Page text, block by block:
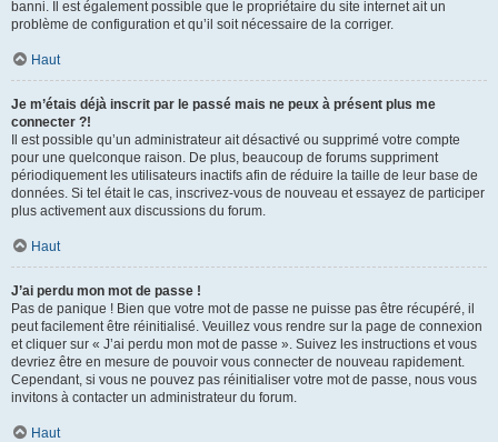
banni. Il est également possible que le propriétaire du site internet ait un
problème de configuration et qu’il soit nécessaire de la corriger.
Haut
Je m’étais déjà inscrit par le passé mais ne peux à présent plus me
connecter ?!
Il est possible qu’un administrateur ait désactivé ou supprimé votre compte
pour une quelconque raison. De plus, beaucoup de forums suppriment
périodiquement les utilisateurs inactifs afin de réduire la taille de leur base de
données. Si tel était le cas, inscrivez-vous de nouveau et essayez de participer
plus activement aux discussions du forum.
Haut
J’ai perdu mon mot de passe !
Pas de panique ! Bien que votre mot de passe ne puisse pas être récupéré, il
peut facilement être réinitialisé. Veuillez vous rendre sur la page de connexion
et cliquer sur « J’ai perdu mon mot de passe ». Suivez les instructions et vous
devriez être en mesure de pouvoir vous connecter de nouveau rapidement.
Cependant, si vous ne pouvez pas réinitialiser votre mot de passe, nous vous
invitons à contacter un administrateur du forum.
Haut